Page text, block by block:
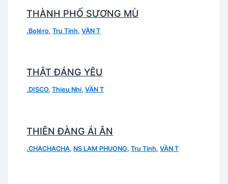
THÀNH PHỐ SƯƠNG MÙ
.Boléro,Tru Tinh,VẦN T
THẬT ĐÁNG YÊU
.DISCO,Thieu Nhi,VẦN T
THIÊN ĐÀNG ÁI ÂN
.CHACHACHA, NS LAM PHUONG,Tru Tinh,VẦN T